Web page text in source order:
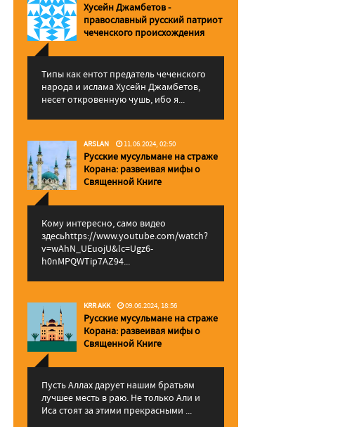
Хусейн Джамбетов -
православный русский патриот
чеченского происхождения
Типы как ентот предатель чеченского
народа и ислама Хусейн Джамбетов,
несет откровенную чушь, ибо я...
ARSLAN 11.06.2024, 02:50
Русские мусульмане на страже
Корана: pазвеивая мифы о
Священной Книге
Кому интересно, само видео
здесьhttps://www.youtube.com/watch?
v=wAhN_UEuojU&lc=Ugz6-
h0nMPQWTip7AZ94...
KRR AKK 09.06.2024, 18:56
Русские мусульмане на страже
Корана: pазвеивая мифы о
Священной Книге
Пусть Аллах дарует нашим братьям
лучшее месть в раю. Не только Али и
Иса стоят за этими прекрасными ...